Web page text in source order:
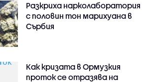
Разкриха нарколаборатория
с половин тон марихуана в
Сърбия
Как кризата в Ормузкия
проток се отразява на